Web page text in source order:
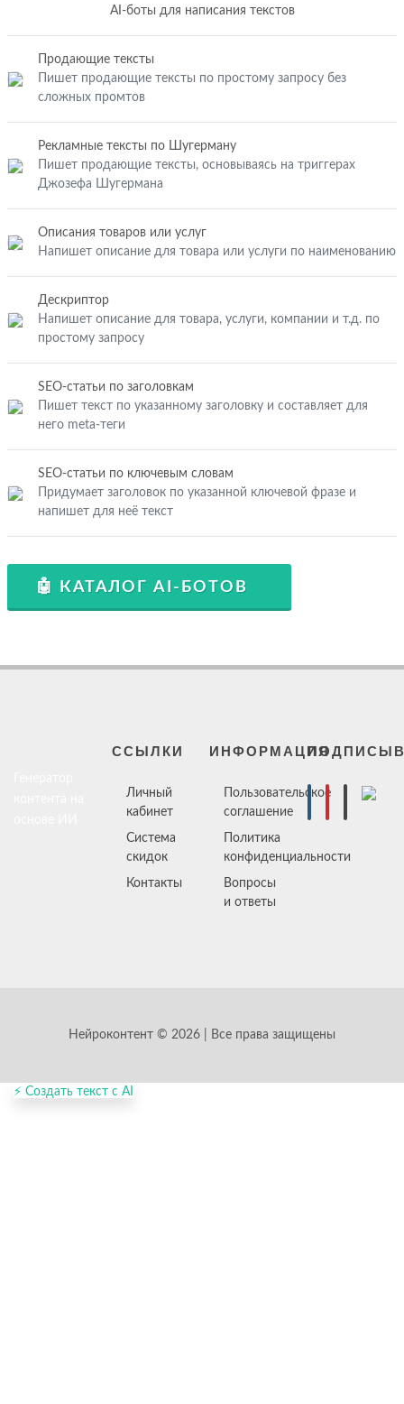
AI-боты для написания текстов
Продающие тексты
Пишет продающие тексты по простому запросу без
сложных промтов
Рекламные тексты по Шугерману
Пишет продающие тексты, основываясь на триггерах
Джозефа Шугермана
Описания товаров или услуг
Напишет описание для товара или услуги по наименованию
Дескриптор
Напишет описание для товара, услуги, компании и т.д. по
простому запросу
SEO-статьи по заголовкам
Пишет текст по указанному заголовку и составляет для
него meta-теги
SEO-статьи по ключевым словам
Придумает заголовок по указанной ключевой фразе и
напишет для неё текст
🤖 КАТАЛОГ AI-БОТОВ
ССЫЛКИ
Личный
кабинет
Система
скидок
Контакты
ИНФОРМАЦИЯ
Пользовательское
соглашение
Политика
конфиденциальности
Вопросы
и ответы
Нейроконтент © 2026 | Все права защищены
⚡ Создать текст с AI